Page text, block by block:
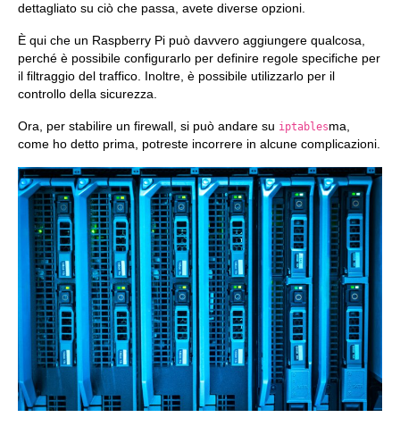
dettagliato su ciò che passa, avete diverse opzioni.
È qui che un Raspberry Pi può davvero aggiungere qualcosa,
perché è possibile configurarlo per definire regole specifiche per
il filtraggio del traffico. Inoltre, è possibile utilizzarlo per il
controllo della sicurezza.
Ora, per stabilire un firewall, si può andare su iptablesma,
come ho detto prima, potreste incorrere in alcune complicazioni.